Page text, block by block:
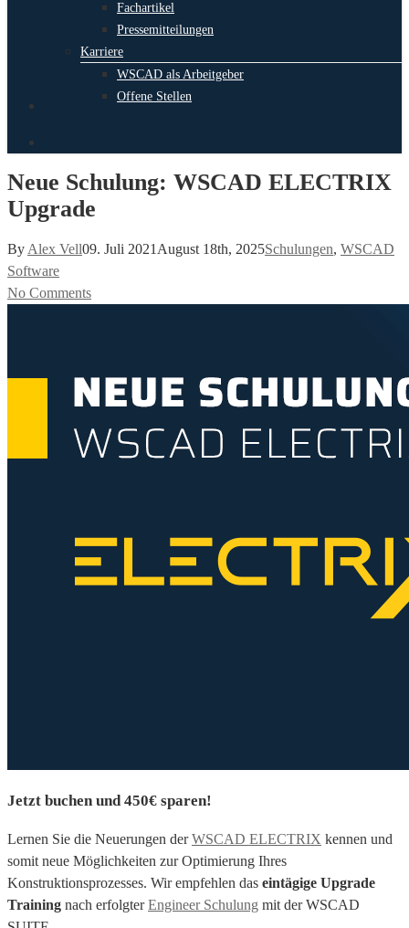
Fachartikel
Pressemitteilungen
Karriere
WSCAD als Arbeitgeber
Offene Stellen
Neue Schulung: WSCAD ELECTRIX
Upgrade
By Alex Vell09. Juli 2021 August 18th, 2025Schulungen, WSCAD
Software
No Comments
Jetzt buchen und 450€ sparen!
Lernen Sie die Neuerungen derWSCAD ELECTRIX kennen und
somit neue Möglichkeiten zur Optimierung Ihres
Konstruktionsprozesses. Wir empfehlen das eintägige Upgrade
Training nach erfolgterEngineer Schulung mit der WSCAD